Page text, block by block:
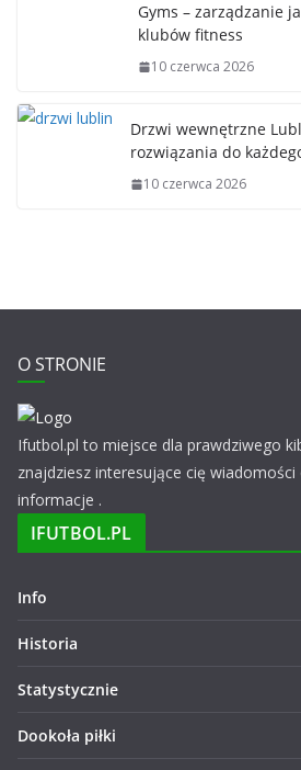
Gyms – zarządzanie
klubów fitness
10 czerwca 2026
Drzwi wewnętrzne
rozwiązania do
10 czerwca 2026
O STRONIE
Ifutbol.pl to miejsce dla prawdziwego
znajdziesz interesujące cię
informacje .
IFUTBOL.PL
Info
Historia
Statystycznie
Dookoła piłki